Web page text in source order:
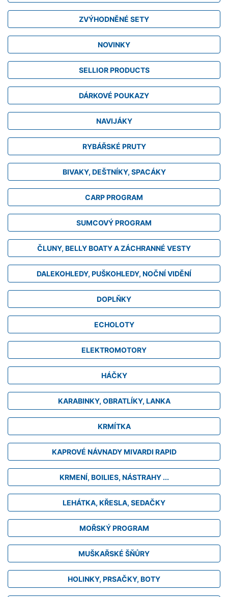
ZVÝHODNĚNÉ SETY
NOVINKY
SELLIOR PRODUCTS
DÁRKOVÉ POUKAZY
NAVIJÁKY
RYBÁŘSKÉ PRUTY
BIVAKY, DEŠTNÍKY, SPACÁKY
CARP PROGRAM
SUMCOVÝ PROGRAM
ČLUNY, BELLY BOATY A ZÁCHRANNÉ VESTY
DALEKOHLEDY, PUŠKOHLEDY, NOČNÍ VIDĚNÍ
DOPLŇKY
ECHOLOTY
ELEKTROMOTORY
HÁČKY
KARABINKY, OBRATLÍKY, LANKA
KRMÍTKA
KAPROVÉ NÁVNADY MIVARDI RAPID
KRMENÍ, BOILIES, NÁSTRAHY ...
LEHÁTKA, KŘESLA, SEDAČKY
MOŘSKÝ PROGRAM
MUŠKAŘSKÉ ŠŇŮRY
HOLINKY, PRSAČKY, BOTY